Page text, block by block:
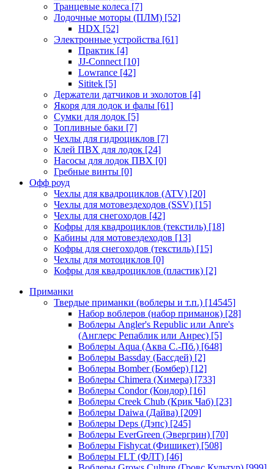
Транцевые колеса [7]
Лодочные моторы (ПЛМ) [52]
HDX [52]
Электронные устройства [61]
Практик [4]
JJ-Connect [10]
Lowrance [42]
Sititek [5]
Держатели датчиков и эхолотов [4]
Якоря для лодок и фалы [61]
Сумки для лодок [5]
Топливные баки [7]
Чехлы для гидроциклов [7]
Клей ПВХ для лодок [24]
Насосы для лодок ПВХ [0]
Гребные винты [0]
Офф роуд
Чехлы для квадроциклов (ATV) [20]
Чехлы для мотовездеходов (SSV) [15]
Чехлы для снегоходов [42]
Кофры для квадроциклов (текстиль) [18]
Кабины для мотовездеходов [13]
Кофры для снегоходов (текстиль) [15]
Чехлы для мотоциклов [0]
Кофры для квадроциклов (пластик) [2]
Приманки
Твердые приманки (воблеры и т.п.) [14545]
Набор воблеров (набор приманок) [28]
Воблеры Angler's Republic или Anre's
(Англерс Репаблик или Анрес) [5]
Воблеры Aqua (Аква С.-Пб.) [648]
Воблеры Bassday (Бассдей) [2]
Воблеры Bomber (Бомбер) [12]
Воблеры Chimera (Химера) [733]
Воблеры Condor (Кондор) [16]
Воблеры Creek Chub (Крик Чаб) [23]
Воблеры Daiwa (Дайва) [209]
Воблеры Deps (Дэпс) [245]
Воблеры EverGreen (Эвергрин) [70]
Воблеры Fishycat (Фишикет) [508]
Воблеры FLT (ФЛТ) [46]